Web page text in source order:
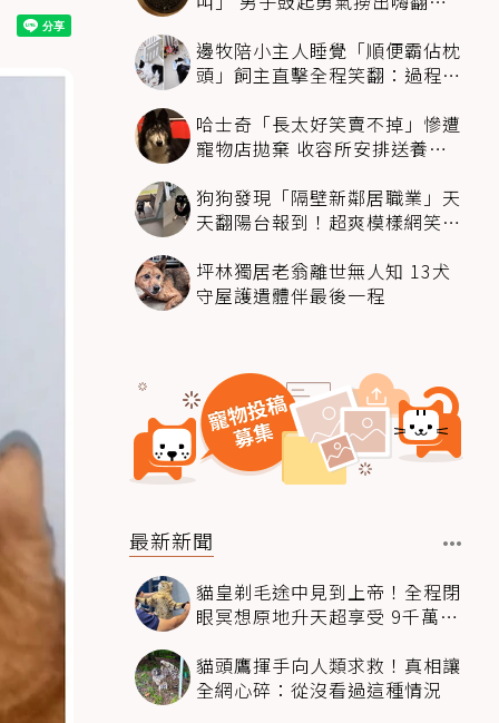
邊牧陪小主人睡覺「順便霸佔枕
頭」飼主直擊全程笑翻：過程絲
哈士奇「長太好笑賣不掉」慘遭
寵物店拋棄 收容所安排送養活
狗狗發現「隔壁新鄰居職業」天
天翻陽台報到！超爽模樣網笑
坪林獨居老翁離世無人知 13犬
守屋護遺體伴最後一程
最新新聞
貓皇剃毛途中見到上帝！全程閉
眼冥想原地升天超享受 9千萬人
貓頭鷹揮手向人類求救！真相讓
全網心碎：從沒看過這種情況